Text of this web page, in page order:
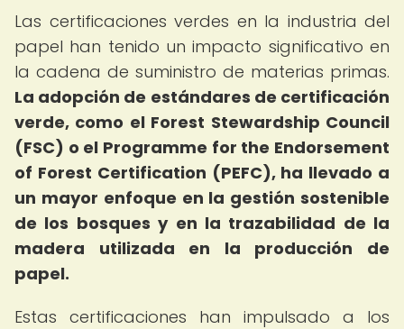
Las certificaciones verdes en la industria del
papel han tenido un impacto significativo en
la cadena de suministro de materias primas.
La adopción de estándares de certificación
verde, como el Forest Stewardship Council
(FSC) o el Programme for the Endorsement
of Forest Certification (PEFC), ha llevado a
un mayor enfoque en la gestión sostenible
de los bosques y en la trazabilidad de la
madera utilizada en la producción de
papel.
Estas certificaciones han impulsado a los